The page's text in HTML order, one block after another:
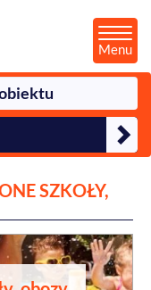
Menu
SZKOŁY,